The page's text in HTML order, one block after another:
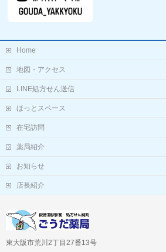
Home
地図・アクセス
LINE処方せん送信
ほっとスペース
在宅訪問
薬局紹介
お知らせ
店長紹介
東大阪市荒川2丁目27番13号